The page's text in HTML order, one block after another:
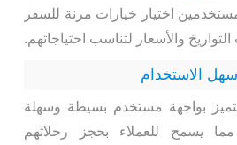
اختيار خيارات مرنة للسفر
والأسعار لتناسب احتياجاتهم.
الاستخدام
يتميز بواجهة مستخدم بسيطة وسهلة
مما يسمح للعملاء بحجز رحلاتهم